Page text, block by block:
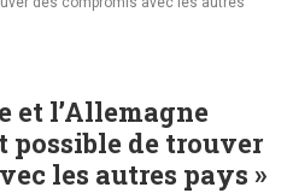
et l’Allemagne
possible de trouver
les autres pays »